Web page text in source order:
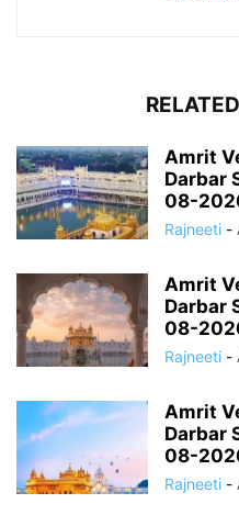
Amrit
Darbar
08-
Rajneeti -
Amrit
Darbar
08-
Rajneeti -
Amrit
Darbar
08-
Rajneeti -